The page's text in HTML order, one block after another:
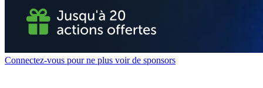
Connectez-vous pour ne plus voir de sponsors